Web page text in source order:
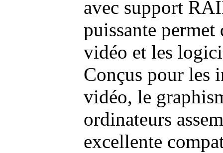
avec support
puissante permet
vidéo et les
Conçus pour les
vidéo, le
ordinateurs
excellente